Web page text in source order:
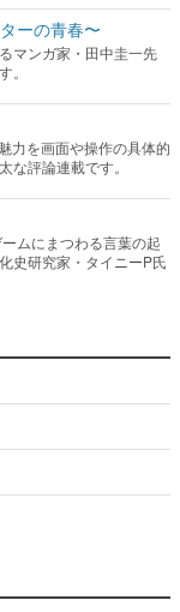
ーの青春〜
マンガ家・田中圭一先
。
力を画面や操作の具体的
な評論連載です。
ムにまつわる言葉の起
史研究家・タイニーP氏